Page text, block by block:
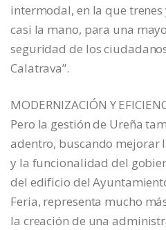
intermodal, en la que
casi la mano, para una
seguridad de los
Calatrava”.
MODERNIZACIÓN Y
Pero la gestión de Ureña
adentro, buscando mejorar
y la funcionalidad del
del edificio del
Feria, representa mucho
la creación de una